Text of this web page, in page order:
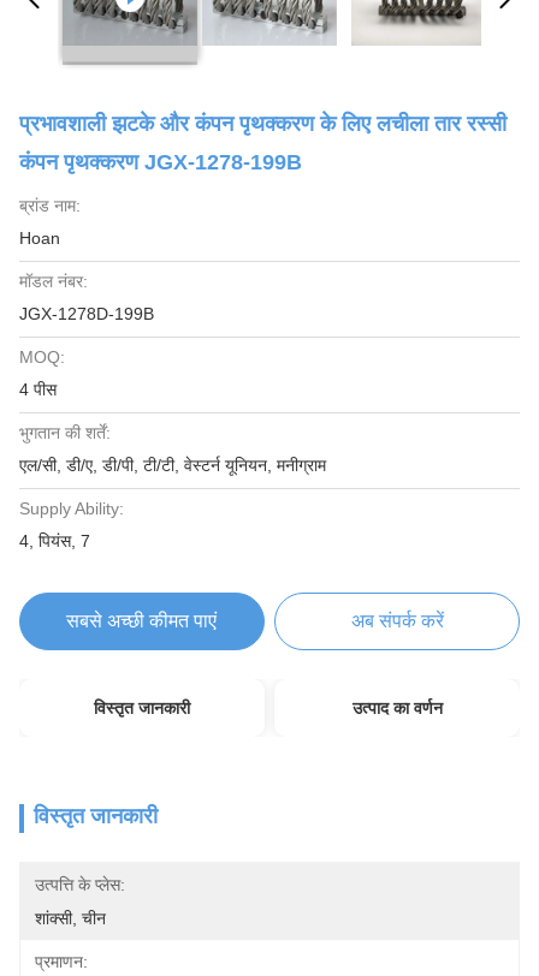
प्रभावशाली झटके और कंपन पृथक्करण के लिए लचीला तार रस्सी
कंपन पृथक्करण JGX-1278-199B
ब्रांड नाम:
Hoan
मॉडल नंबर:
JGX-1278D-199B
MOQ:
4 पीस
भुगतान की शर्तें:
एल/सी, डी/ए, डी/पी, टी/टी, वेस्टर्न यूनियन, मनीग्राम
Supply Ability:
4, पियंस, 7
सबसे अच्छी कीमत पाएं अब संपर्क करें
विस्तृत जानकारी उत्पाद का वर्णन
विस्तृत जानकारी
उत्पत्ति के प्लेस:
शांक्सी, चीन
प्रमाणन: